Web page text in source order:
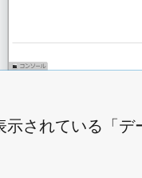
示されている「デ